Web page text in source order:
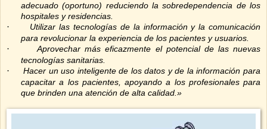
adecuado (oportuno) reduciendo la sobredependencia de los
hospitales y residencias.
·
Utilizar las tecnologías de la información y la comunicación
para revolucionar la experiencia de los pacientes y usuarios.
·
Aprovechar más eficazmente el potencial de las nuevas
tecnologías sanitarias.
·
Hacer un uso inteligente de los datos y de la información para
capacitar a los pacientes, apoyando a los profesionales para
que brinden una atención de alta calidad.»